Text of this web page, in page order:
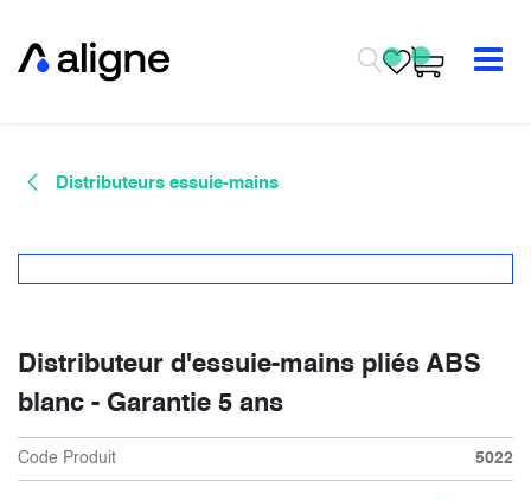
Distributeurs essuie-mains
Distributeur d'essuie-mains pliés ABS
blanc - Garantie 5 ans
Code Produit 5022